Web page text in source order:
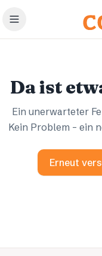
Zum Hauptinhalt
Da ist
Ein unerwarteter
Kein Problem – ein
Erneut